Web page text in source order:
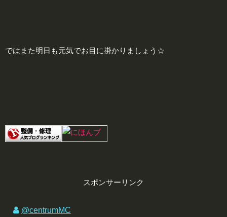
ではまた明日も元気でお目に掛かりましょう☆
スポンサーリンク
@centrumMC